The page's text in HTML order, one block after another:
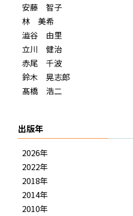
安藤 智子
林 美希
澁谷 由里
立川 健治
赤尾 千波
鈴木 晃志郎
髙橋 浩二
出版年
2026年
2022年
2018年
2014年
2010年